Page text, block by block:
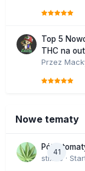
Top 5
THC na
Przez
Nowe tematy
41
stix33 ·